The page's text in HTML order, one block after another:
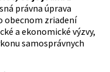
právna úprava
obecnom zriadení
a ekonomické výzvy,
samosprávnych